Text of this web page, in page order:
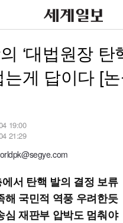
‘대법원장 탄
는게 답이다 [
19:00
21:29
서 탄핵 발의 결정 보류
해 국민적 역풍 우려한듯
심 재판부 압박도 멈춰야